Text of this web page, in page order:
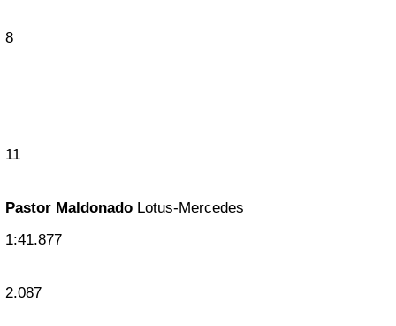
8
11
Pastor Maldonado Lotus-Mercedes
1:41.877
2.087